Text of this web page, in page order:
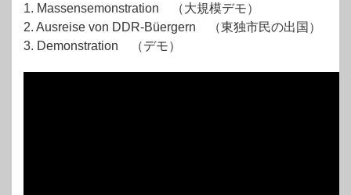
1. Massensemonstration （大規模デモ）
2. Ausreise von DDR-Büergern （東独市民の出国）
3. Demonstration （デモ）